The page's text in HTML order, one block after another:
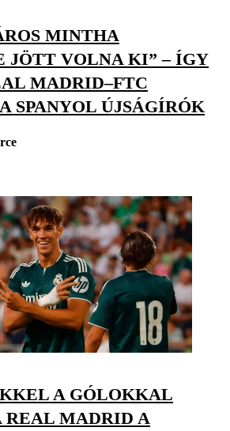
MINTHA
JÖTT VOLNA KI” – ÍGY
MADRID–FTC
SPANYOL ÚJSÁGÍRÓK
A GÓLOKKAL
REAL MADRID A